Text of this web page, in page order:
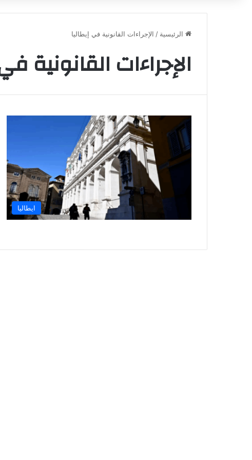
الرئيسية / الإجراءات القانونية في إيطاليا
الإجراءات القانونية
ايطاليا